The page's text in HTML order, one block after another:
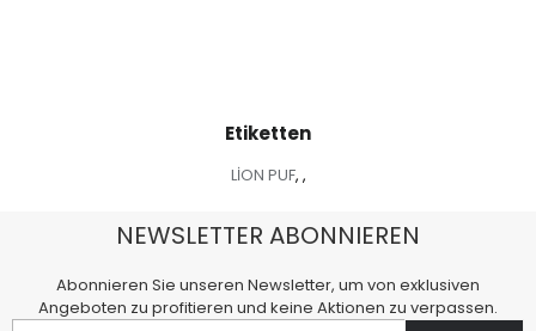
Etiketten
LİON PUF, ,
NEWSLETTER ABONNIEREN
Abonnieren Sie unseren Newsletter, um von exklusiven
Angeboten zu profitieren und keine Aktionen zu verpassen.